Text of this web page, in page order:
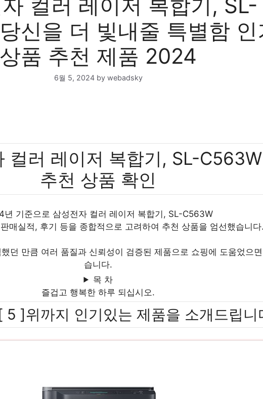
컬러 레이저 복합기, SL-
신을 더 빛내줄 특별함 인
상품 추천 제품 2024
6월 5, 2024 by webadsky
컬러 레이저 복합기, SL-C563W
추천 상품 확인
년 기준으로 삼성전자 컬러 레이저 복합기, SL-C563W
매실적, 후기 등을 종합적으로 고려하여 추천 상품을 엄선했습니다.
던 만큼 여러 품질과 신뢰성이 검증된 제품으로 쇼핑에 도움었으
습니다.
목 차
즐겁고 행복한 하루 되십시오.
5 ]위까지 인기있는 제품을 소개드립니